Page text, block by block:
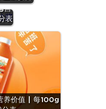
营
表
养价值 | 每100g